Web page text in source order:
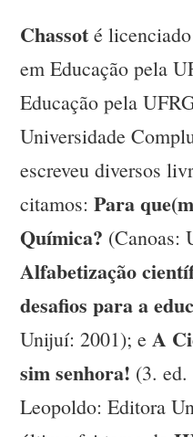
Chassot é
em Educação pela
Educação pela
Universidade
escreveu diversos
citamos:Para
Química? (Canoas:
Alfabetização
desafios para a
Unijuí: 2001); eA
sim senhora! (3. ed.
Leopoldo: Editora